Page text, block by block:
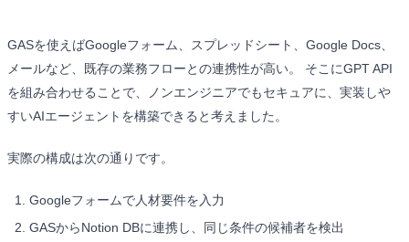
GASを使えばGoogleフォーム、スプレッドシート、Google Docs、
メールなど、既存の業務フローとの連携性が高い。 そこにGPT API
を組み合わせることで、ノンエンジニアでもセキュアに、実装しや
すいAIエージェントを構築できると考えました。
実際の構成は次の通りです。
Googleフォームで人材要件を入力
GASからNotion DBに連携し、同じ条件の候補者を検出